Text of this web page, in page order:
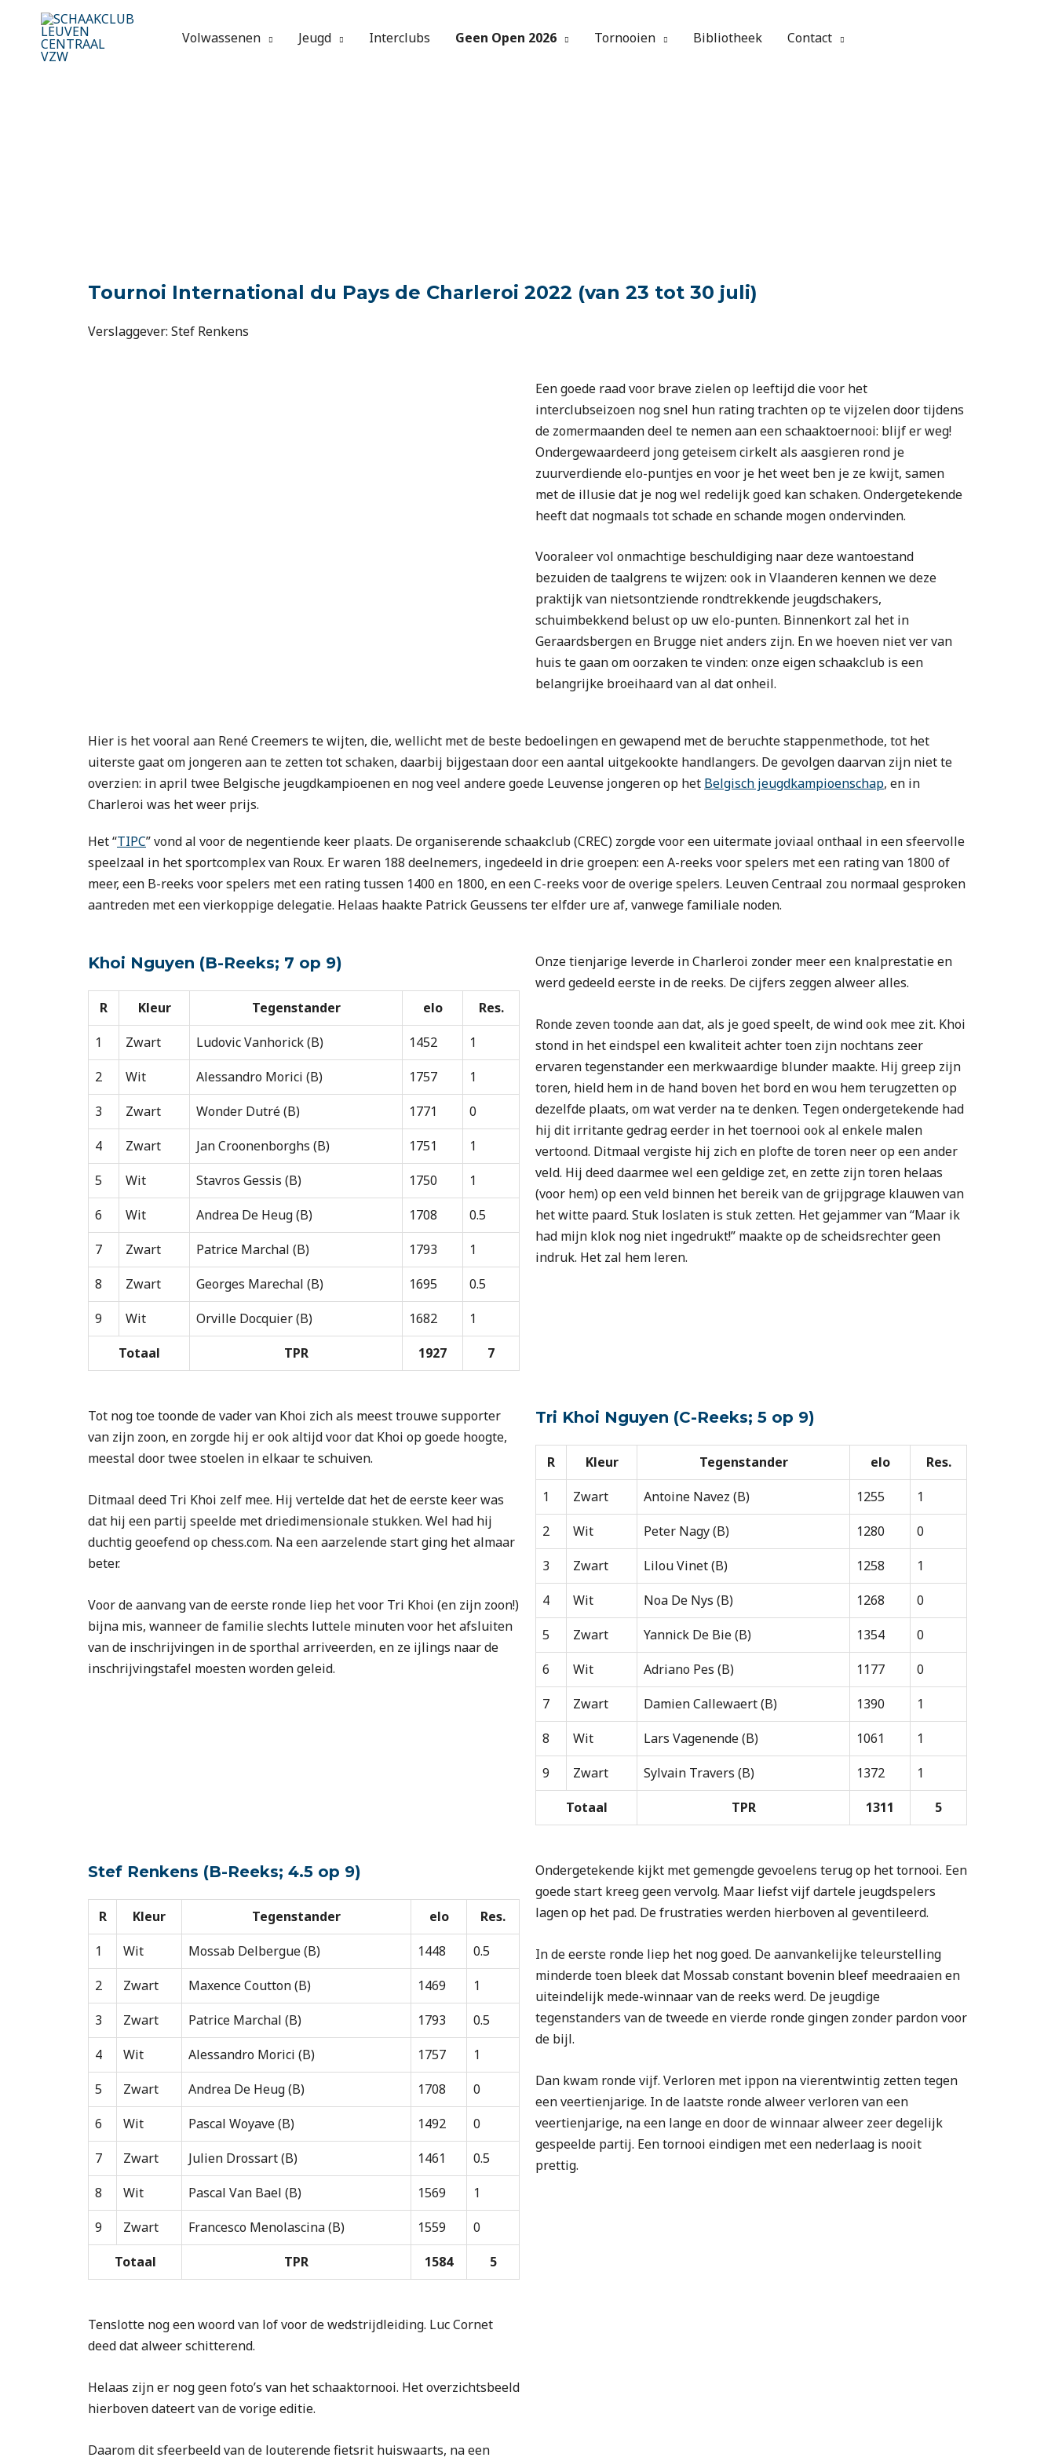
Volwassenen Jeugd Interclubs Geen Open 2026 Tornooien Bibliotheek Contact
Tournoi International du Pays de Charleroi 2022 (van 23 tot 30 juli)
Verslaggever: Stef Renkens
Een goede raad voor brave zielen op leeftijd die voor het
interclubseizoen nog snel hun rating trachten op te vijzelen door tijdens
de zomermaanden deel te nemen aan een schaaktoernooi: blijf er weg!
Ondergewaardeerd jong geteisem cirkelt als aasgieren rond je
zuurverdiende elo-puntjes en voor je het weet ben je ze kwijt, samen
met de illusie dat je nog wel redelijk goed kan schaken. Ondergetekende
heeft dat nogmaals tot schade en schande mogen ondervinden.
Vooraleer vol onmachtige beschuldiging naar deze wantoestand
bezuiden de taalgrens te wijzen: ook in Vlaanderen kennen we deze
praktijk van nietsontziende rondtrekkende jeugdschakers,
schuimbekkend belust op uw elo-punten. Binnenkort zal het in
Geraardsbergen en Brugge niet anders zijn. En we hoeven niet ver van
huis te gaan om oorzaken te vinden: onze eigen schaakclub is een
belangrijke broeihaard van al dat onheil.
Hier is het vooral aan René Creemers te wijten, die, wellicht met de beste bedoelingen en gewapend met de beruchte stappenmethode, tot het
uiterste gaat om jongeren aan te zetten tot schaken, daarbij bijgestaan door een aantal uitgekookte handlangers. De gevolgen daarvan zijn niet te
overzien: in april twee Belgische jeugdkampioenen en nog veel andere goede Leuvense jongeren op het Belgisch jeugdkampioenschap, en in
Charleroi was het weer prijs.
Het “TIPC” vond al voor de negentiende keer plaats. De organiserende schaakclub (CREC) zorgde voor een uitermate joviaal onthaal in een sfeervolle
speelzaal in het sportcomplex van Roux. Er waren 188 deelnemers, ingedeeld in drie groepen: een A-reeks voor spelers met een rating van 1800 of
meer, een B-reeks voor spelers met een rating tussen 1400 en 1800, en een C-reeks voor de overige spelers. Leuven Centraal zou normaal gesproken
aantreden met een vierkoppige delegatie. Helaas haakte Patrick Geussens ter elfder ure af, vanwege familiale noden.
Khoi Nguyen (B-Reeks; 7 op 9)
R Kleur Tegenstander elo
Res.
1
Zwart Ludovic Vanhorick (B) 1452
1
2
Wit Alessandro Morici (B) 1757
1
3
Zwart Wonder Dutré (B) 1771
0
4
Zwart Jan Croonenborghs (B) 1751
1
5
Wit Stavros Gessis (B) 1750
1
6
Wit Andrea De Heug (B) 1708
0.5
7
Zwart Patrice Marchal (B) 1793
1
8
Zwart Georges Marechal (B) 1695
0.5
9
Wit Orville Docquier (B) 1682
1
Totaal
TPR 1927 7
Onze tienjarige leverde in Charleroi zonder meer een knalprestatie en
werd gedeeld eerste in de reeks. De cijfers zeggen alweer alles.
Ronde zeven toonde aan dat, als je goed speelt, de wind ook mee zit. Khoi
stond in het eindspel een kwaliteit achter toen zijn nochtans zeer
ervaren tegenstander een merkwaardige blunder maakte. Hij greep zijn
toren, hield hem in de hand boven het bord en wou hem terugzetten op
dezelfde plaats, om wat verder na te denken. Tegen ondergetekende had
hij dit irritante gedrag eerder in het toernooi ook al enkele malen
vertoond. Ditmaal vergiste hij zich en plofte de toren neer op een ander
veld. Hij deed daarmee wel een geldige zet, en zette zijn toren helaas
(voor hem) op een veld binnen het bereik van de grijpgrage klauwen van
het witte paard. Stuk loslaten is stuk zetten. Het gejammer van “Maar ik
had mijn klok nog niet ingedrukt!” maakte op de scheidsrechter geen
indruk. Het zal hem leren.
Tot nog toe toonde de vader van Khoi zich als meest trouwe supporter
van zijn zoon, en zorgde hij er ook altijd voor dat Khoi op goede hoogte,
meestal door twee stoelen in elkaar te schuiven.
Ditmaal deed Tri Khoi zelf mee. Hij vertelde dat het de eerste keer was
dat hij een partij speelde met driedimensionale stukken. Wel had hij
duchtig geoefend op chess.com. Na een aarzelende start ging het almaar
beter.
Voor de aanvang van de eerste ronde liep het voor Tri Khoi (en zijn zoon!)
bijna mis, wanneer de familie slechts luttele minuten voor het afsluiten
van de inschrijvingen in de sporthal arriveerden, en ze ijlings naar de
inschrijvingstafel moesten worden geleid.
Tri Khoi Nguyen (C-Reeks; 5 op 9)
R Kleur Tegenstander elo
Res.
1
Zwart Antoine Navez (B) 1255
1
2
Wit Peter Nagy (B) 1280
0
3
Zwart Lilou Vinet (B) 1258
1
4
Wit Noa De Nys (B) 1268
0
5
Zwart Yannick De Bie (B) 1354
0
6
Wit Adriano Pes (B) 1177
0
7
Zwart Damien Callewaert (B) 1390
1
8
Wit Lars Vagenende (B) 1061
1
9
Zwart Sylvain Travers (B) 1372
1
Totaal
TPR 1311 5
Stef Renkens (B-Reeks; 4.5 op 9)
R Kleur Tegenstander elo
Res.
1
Wit Mossab Delbergue (B) 1448
0.5
2
Zwart Maxence Coutton (B) 1469
1
3
Zwart Patrice Marchal (B) 1793
0.5
4
Wit Alessandro Morici (B) 1757
1
5
Zwart Andrea De Heug (B) 1708
0
6
Wit Pascal Woyave (B) 1492
0
7
Zwart Julien Drossart (B) 1461
0.5
8
Wit Pascal Van Bael (B) 1569
1
9
Zwart Francesco Menolascina (B) 1559
0
Totaal
TPR 1584 5
Ondergetekende kijkt met gemengde gevoelens terug op het tornooi. Een
goede start kreeg geen vervolg. Maar liefst vijf dartele jeugdspelers
lagen op het pad. De frustraties werden hierboven al geventileerd.
In de eerste ronde liep het nog goed. De aanvankelijke teleurstelling
minderde toen bleek dat Mossab constant bovenin bleef meedraaien en
uiteindelijk mede-winnaar van de reeks werd. De jeugdige
tegenstanders van de tweede en vierde ronde gingen zonder pardon voor
de bijl.
Dan kwam ronde vijf. Verloren met ippon na vierentwintig zetten tegen
een veertienjarige. In de laatste ronde alweer verloren van een
veertienjarige, na een lange en door de winnaar alweer zeer degelijk
gespeelde partij. Een tornooi eindigen met een nederlaag is nooit
prettig.
Tenslotte nog een woord van lof voor de wedstrijdleiding. Luc Cornet
deed dat alweer schitterend.
Helaas zijn er nog geen foto’s van het schaaktornooi. Het overzichtsbeeld
hierboven dateert van de vorige editie.
Daarom dit sfeerbeeld van de louterende fietsrit huiswaarts, na een